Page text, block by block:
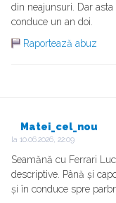
din neajunsuri. Dar
conduce un an doi.
Raportează abuz
Matei_cel_nou
la 10.06.2026, 22:09
Seamănă cu Ferrari
descriptive. Până și
și în conduce spre